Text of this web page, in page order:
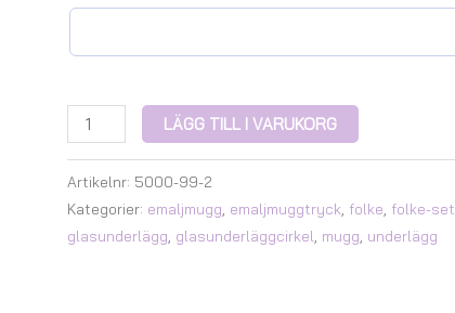
LÄGG TILL I VARUKORG
Artikelnr: 5000-99-2
Kategorier: emaljmugg emaljmuggtryck folke folke-set
glasunderlägg glasunderläggcirkel mugg underlägg